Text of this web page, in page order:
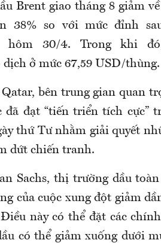
Brent giao tháng 8 giảm
38% so với mức đỉnh
hôm 30/4. Trong khi
ở mức 67,59 USD/thùng.
bên trung gian quan
đã đạt “tiến triển tích cực”
thứ Tư nhằm giải quyết
dứt chiến tranh.
Sachs, thị trường dầu
của cuộc xung đột giảm
này có thể đặt các
có thể giảm xuống dưới